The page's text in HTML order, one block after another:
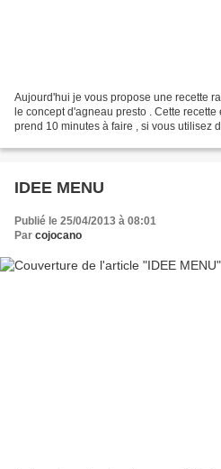
Aujourd'hui je vous propose une recette
le concept d'agneau presto . Cette
prend 10 minutes à faire , si vous utilisez
IDEE MENU
Publié le 25/04/2013 à 08:01
Par cojocano